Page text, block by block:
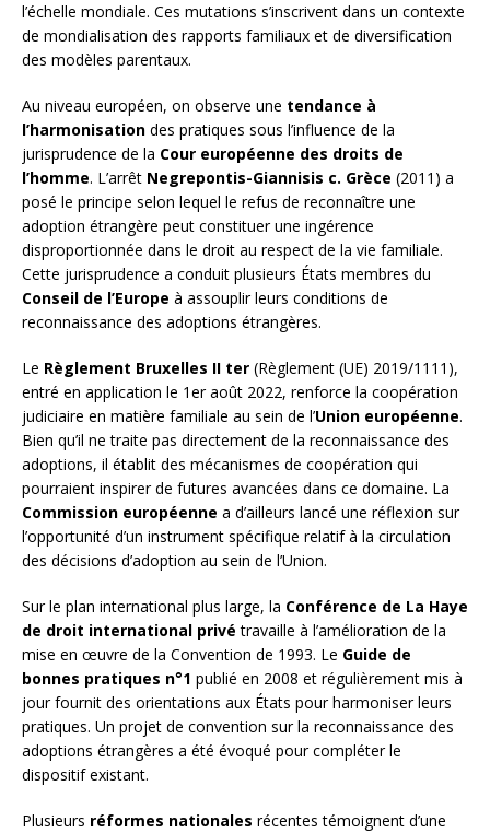
l’échelle mondiale. Ces mutations s’inscrivent dans un contexte
de mondialisation des rapports familiaux et de diversification
des modèles parentaux.
Au niveau européen, on observe une tendance à
l’harmonisation des pratiques sous l’influence de la
jurisprudence de la Cour européenne des droits de
l’homme. L’arrêt Negrepontis-Giannisis c. Grèce (2011) a
posé le principe selon lequel le refus de reconnaître une
adoption étrangère peut constituer une ingérence
disproportionnée dans le droit au respect de la vie familiale.
Cette jurisprudence a conduit plusieurs États membres du
Conseil de l’Europe à assouplir leurs conditions de
reconnaissance des adoptions étrangères.
Le Règlement Bruxelles II ter (Règlement (UE) 2019/1111),
entré en application le 1er août 2022, renforce la coopération
judiciaire en matière familiale au sein de l’Union européenne.
Bien qu’il ne traite pas directement de la reconnaissance des
adoptions, il établit des mécanismes de coopération qui
pourraient inspirer de futures avancées dans ce domaine. La
Commission européenne a d’ailleurs lancé une réflexion sur
l’opportunité d’un instrument spécifique relatif à la circulation
des décisions d’adoption au sein de l’Union.
Sur le plan international plus large, la Conférence de La Haye
de droit international privé travaille à l’amélioration de la
mise en œuvre de la Convention de 1993. Le Guide de
bonnes pratiques n°1 publié en 2008 et régulièrement mis à
jour fournit des orientations aux États pour harmoniser leurs
pratiques. Un projet de convention sur la reconnaissance des
adoptions étrangères a été évoqué pour compléter le
dispositif existant.
Plusieurs réformes nationales récentes témoignent d’une